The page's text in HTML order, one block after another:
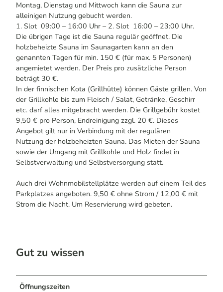
Montag, Dienstag und Mittwoch kann die Sauna zur
alleinigen Nutzung gebucht werden.
1. Slot 09:00 – 16:00 Uhr – 2. Slot 16:00 – 23:00 Uhr.
Die übrigen Tage ist die Sauna regulär geöffnet. Die
holzbeheizte Sauna im Saunagarten kann an den
genannten Tagen für min. 150 € (für max. 5 Personen)
angemietet werden. Der Preis pro zusätzliche Person
beträgt 30 €.
In der finnischen Kota (Grillhütte) können Gäste grillen. Von
der Grillkohle bis zum Fleisch / Salat, Getränke, Geschirr
etc. darf alles mitgebracht werden. Die Grillgebühr kostet
9,50 € pro Person, Endreinigung zzgl. 20 €. Dieses
Angebot gilt nur in Verbindung mit der regulären
Nutzung der holzbeheizten Sauna. Das Mieten der Sauna
sowie der Umgang mit Grillkohle und Holz findet in
Selbstverwaltung und Selbstversorgung statt.
Auch drei Wohnmobilstellplätze werden auf einem Teil des
Parkplatzes angeboten. 9,50 € ohne Strom / 12,00 € mit
Strom die Nacht. Um Reservierung wird gebeten.
Gut zu wissen
Öffnungszeiten